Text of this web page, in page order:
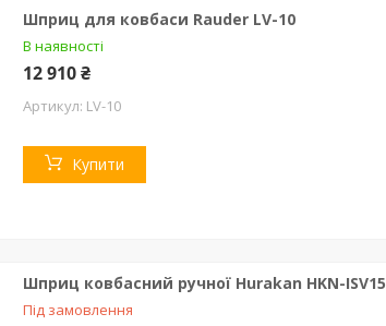
Шприц для ковбаси Rauder LV-10
В наявності
12 910 ₴
LV-10
Купити
Шприц ковбасний ручної Hurakan HKN-ISV15
Під замовлення